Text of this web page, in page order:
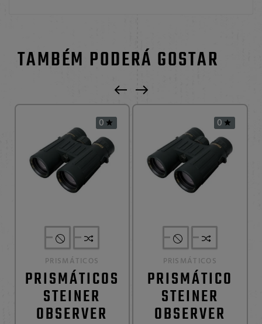
TAMBÉM PODERÁ GOSTAR
0 
PRISMÁTICOS
PRISMÁTICOS
STEINER
OBSERVER
0 
PRISMÁTICOS
PRISMÁTICO
STEINER
OBSERVER